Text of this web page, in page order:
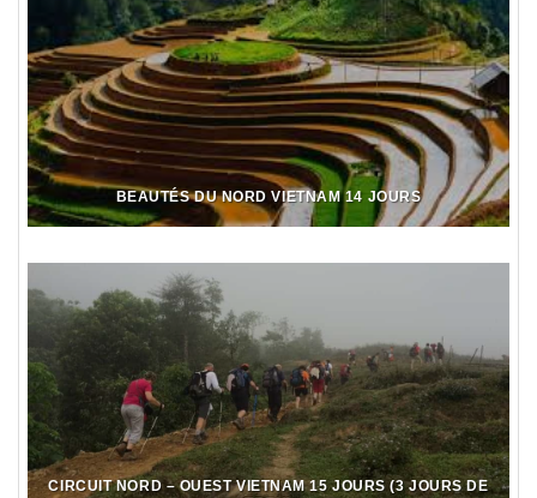
BEAUTÉS DU NORD VIETNAM 14 JOURS
CIRCUIT NORD – OUEST VIETNAM 15 JOURS (3 JOURS DE